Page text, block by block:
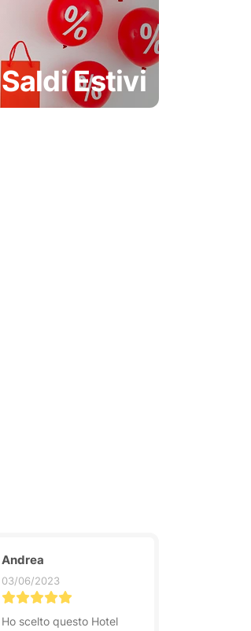
Saldi Estivi
Andrea
03/06/2023
Ho scelto questo Hotel